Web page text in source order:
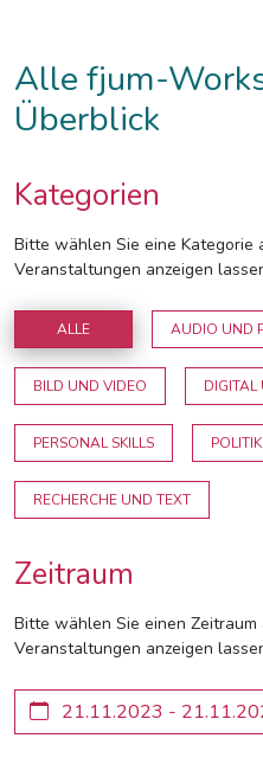
Alle fjum-
Überblick
Kategorien
Bitte wählen Sie eine Kategorie
Veranstaltungen anzeigen
ALLE AUDIO UND
BILD UND VIDEO
PERSONAL SKILLS
RECHERCHE UND TEXT
Zeitraum
Bitte wählen Sie einen Zeitraum
Veranstaltungen anzeigen